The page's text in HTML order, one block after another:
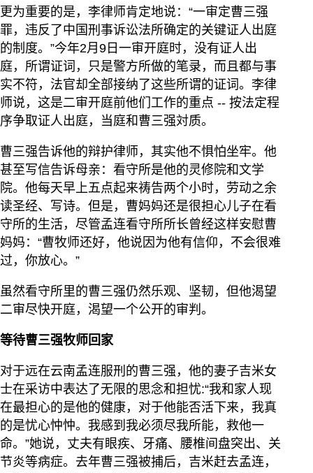
更为重要的是，李律师肯定地说：“一审定曹三强
罪，违反了中国刑事诉讼法所确定的关键证人出庭
的制度。”今年2月9日一审开庭时，没有证人出
庭，所谓证词，只是警方所做的笔录，而且都与事
实不符，法官却全部接纳了这些所谓的证词。李律
师说，这是二审开庭前他们工作的重点 -- 按法定程
序争取证人出庭，当庭和曹三强対质。
曹三强告诉他的辩护律师，其实他不惧怕坐牢。他
甚至写信告诉母亲：看守所是他的灵修院和文学
院。他每天早上五点起来祷告两个小时，劳动之余
读圣经、写诗。但是，曹妈妈还是很担心儿子在看
守所的生活，尽管孟连看守所所长曾经这样安慰曹
妈妈：“曹牧师还好，他说因为他有信仰，不会很难
过，你放心。”
虽然看守所里的曹三强仍然乐观、坚韧，但他渴望
二审尽快开庭，渴望一个公开的审判。
等待曹三强牧师回家
对于远在云南孟连服刑的曹三强，他的妻子吉米女
士在采访中表达了无限的思念和担忧:“我和家人现
在最担心的是他的健康，对于他能否活下来，我真
的是忧心忡忡。我感到我必须尽我所能，救他一
命。”她说，丈夫有眼疾、牙痛、腰椎间盘突出、关
节炎等病症。去年曹三强被捕后，吉米赶去孟连，